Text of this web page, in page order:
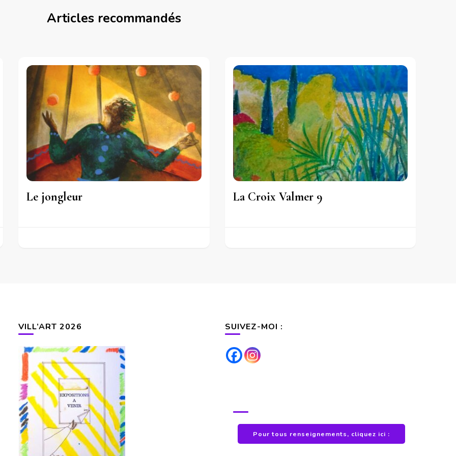
Articles recommandés
Le jongleur La Croix Valmer 9
VILL’ART 2026 SUIVEZ-MOI :
Pour tous renseignements, cliquez ici :